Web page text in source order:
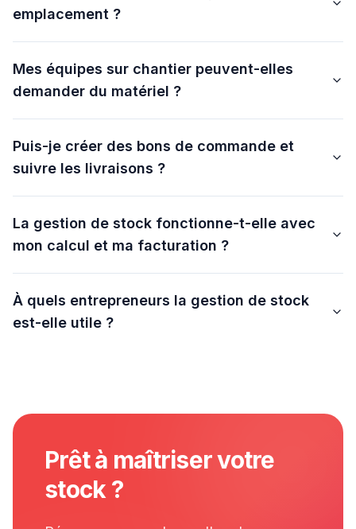
emplacement ?
Mes équipes sur chantier peuvent-elles
demander du matériel ?
Puis-je créer des bons de commande et
suivre les livraisons ?
La gestion de stock fonctionne-t-elle avec
mon calcul et ma facturation ?
À quels entrepreneurs la gestion de stock
est-elle utile ?
Prêt à maîtriser votre
stock ?